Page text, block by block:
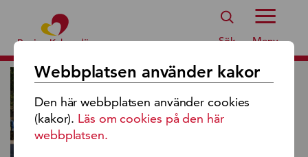
Region Kalmar Läns Logotyp
Sök Meny
Webbplatsen använder kakor
Den här webbplatsen använder cookies
(kakor). Läs om cookies på den här
webbplatsen.